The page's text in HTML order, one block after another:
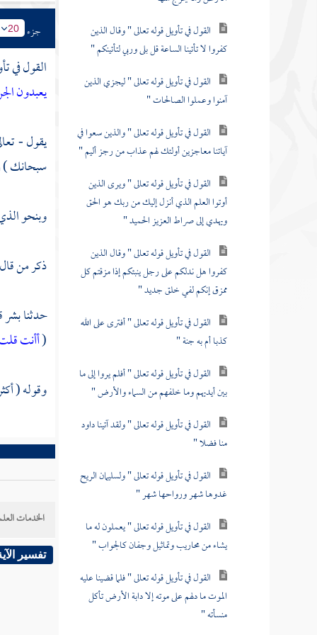
القول في تأويل قوله تعالى " وقال الذين
كفروا لا تأتينا الساعة قل بلى وربي لتأتينكم "
القول في تأويل قوله تعالى " ليجزي الذين
آمنوا وعملوا الصالحات "
القول في تأويل قوله تعالى " والذين سعوا في
آياتنا معاجزين أولئك لهم عذاب من رجز أليم "
القول في تأويل قوله تعالى " ويرى الذين
أوتوا العلم الذي أنزل إليك من ربك هو الحق
ويهدي إلى صراط العزيز الحميد "
القول في تأويل قوله تعالى " وقال الذين
كفروا هل ندلكم على رجل ينبئكم إذا مزقتم كل
ممزق إنكم لفي خلق جديد "
القول في تأويل قوله تعالى " أفترى على الله
كذبا أم به جنة "
القول في تأويل قوله تعالى " أفلم يروا إلى ما
بين أيديهم وما خلفهم من السماء والأرض "
القول في تأويل قوله تعالى " ولقد آتينا داود
منا فضلا "
القول في تأويل قوله تعالى " ولسليمان الريح
غدوها شهر ورواحها شهر "
القول في تأويل قوله تعالى " يعملون له ما
يشاء من محاريب وتماثيل وجفان كالجواب "
القول في تأويل قوله تعالى " فلما قضينا عليه
الموت ما دلهم على موته إلا دابة الأرض تأكل
منسأته "
جزء 20
القول في
يعبدون
يقول -
سبحانك )
وبنحو
ذكر من
حدثنابشر
(أأنت
وقوله (
الخدمات
تفسير